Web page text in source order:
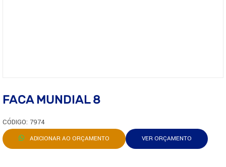
FACA MUNDIAL 8
CÓDIGO: 7974
ADICIONAR AO ORÇAMENTO VER ORÇAMENTO